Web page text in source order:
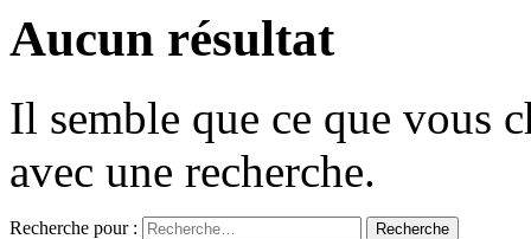
Aucun résultat
Il semble que ce que vous
avec une recherche.
Recherche pour : Recherche